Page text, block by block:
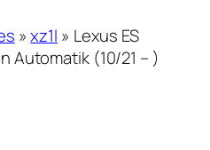
»xz1l » Lexus ES
Automatik (10/21 – )